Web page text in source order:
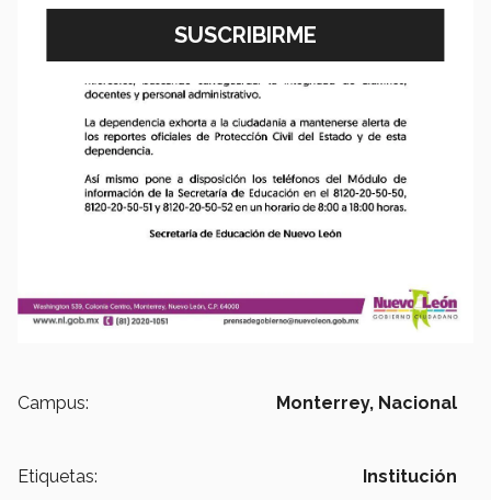
Campus: Monterrey, Nacional
Etiquetas: Institución